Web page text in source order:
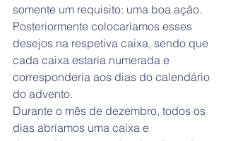
somente um requisito: uma boa ação.
Posteriormente colocaríamos esses
desejos na respetiva caixa, sendo que
cada caixa estaria numerada e
corresponderia aos dias do calendário
do advento.
Durante o mês de dezembro, todos os
dias abríamos uma caixa e